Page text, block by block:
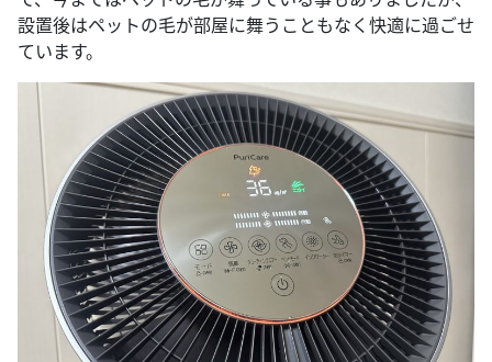
設置後はペットの毛が部屋に舞うこともなく快適に過ごせ
ています。